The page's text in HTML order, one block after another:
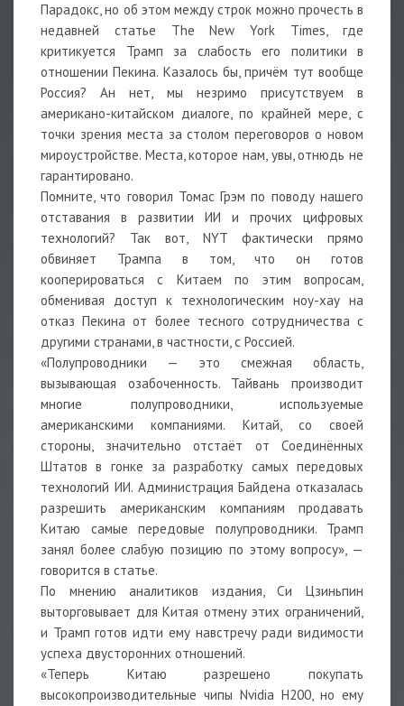
Парадокс, но об этом между строк можно прочесть в
недавней статье The New York Times, где
критикуется Трамп за слабость его политики в
отношении Пекина. Казалось бы, причём тут вообще
Россия? Ан нет, мы незримо присутствуем в
американо-китайском диалоге, по крайней мере, с
точки зрения места за столом переговоров о новом
мироустройстве. Места, которое нам, увы, отнюдь не
гарантировано.
Помните, что говорил Томас Грэм по поводу нашего
отставания в развитии ИИ и прочих цифровых
технологий? Так вот, NYT фактически прямо
обвиняет Трампа в том, что он готов
кооперироваться с Китаем по этим вопросам,
обменивая доступ к технологическим ноу-хау на
отказ Пекина от более тесного сотрудничества с
другими странами, в частности, с Россией.
«Полупроводники — это смежная область,
вызывающая озабоченность. Тайвань производит
многие полупроводники, используемые
американскими компаниями. Китай, со своей
стороны, значительно отстаёт от Соединённых
Штатов в гонке за разработку самых передовых
технологий ИИ. Администрация Байдена отказалась
разрешить американским компаниям продавать
Китаю самые передовые полупроводники. Трамп
занял более слабую позицию по этому вопросу», —
говорится в статье.
По мнению аналитиков издания, Си Цзиньпин
выторговывает для Китая отмену этих ограничений,
и Трамп готов идти ему навстречу ради видимости
успеха двусторонних отношений.
«Теперь Китаю разрешено покупать
высокопроизводительные чипы Nvidia H200, но ему